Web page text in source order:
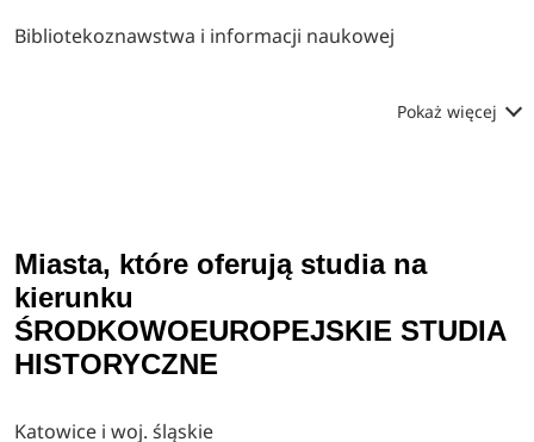
Bibliotekoznawstwa i informacji naukowej
Pokaż więcej
Miasta, które oferują studia na
kierunku
ŚRODKOWOEUROPEJSKIE STUDIA
HISTORYCZNE
Katowice i woj. śląskie